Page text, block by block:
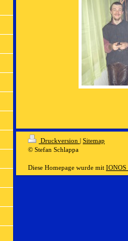
Druckversion | Sitemap
© Stefan Schlappa
Diese Homepage wurde mit IONOS